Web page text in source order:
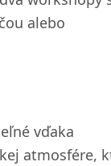
alebo
vďaka
atmosfére,